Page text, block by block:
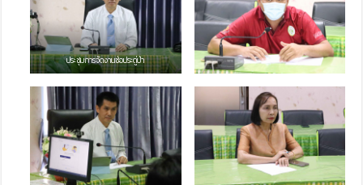
ประชุมการจัดงานช่อประดู่ป่า